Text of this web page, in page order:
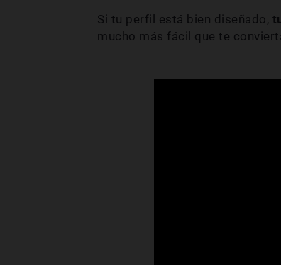
Si tu perfil está bien diseñado,
mucho más fácil que te